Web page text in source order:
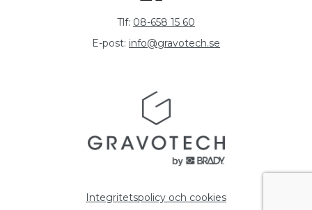
Tlf: 08-658 15 60
E-post: info@gravotech.se
Integritetspolicy och cookies